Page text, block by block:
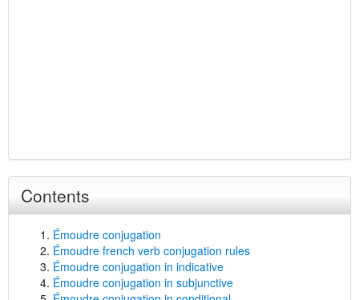
Contents
Émoudre conjugation
Émoudre french verb conjugation rules
Émoudre conjugation in indicative
Émoudre conjugation in subjunctive